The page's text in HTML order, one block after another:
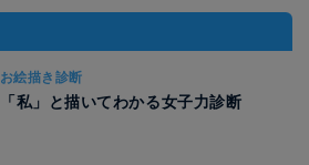
お絵描き診断
「私」と描いてわかる女子力診断